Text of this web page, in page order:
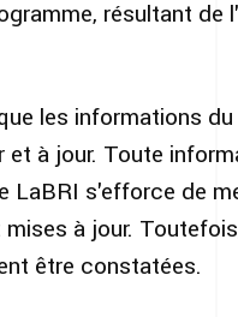
résultant
les informations
et à jour. Toute
LaBRI s'efforce de
à jour.
être constatées.